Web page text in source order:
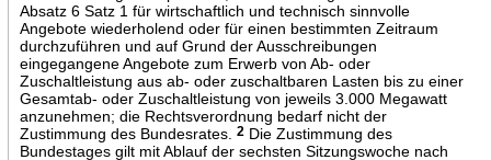
Absatz 6 Satz 1 für wirtschaftlich und technisch sinnvolle
Angebote wiederholend oder für einen bestimmten Zeitraum
durchzuführen und auf Grund der Ausschreibungen
eingegangene Angebote zum Erwerb von Ab- oder
Zuschaltleistung aus ab- oder zuschaltbaren Lasten bis zu einer
Gesamtab- oder Zuschaltleistung von jeweils 3.000 Megawatt
anzunehmen; die Rechtsverordnung bedarf nicht der
Zustimmung des Bundesrates.
2Die Zustimmung des
Bundestages gilt mit Ablauf der sechsten Sitzungswoche nach